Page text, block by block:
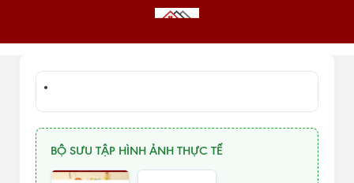
BỘ SƯU TẬP HÌNH ẢNH THỰC TẾ